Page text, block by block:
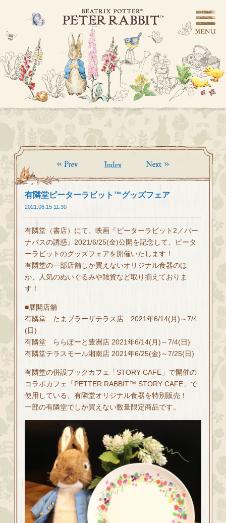
有隣堂ピーターラビット™グッズフェア
2021.06.15 11:30
有隣堂（書店）にて、映画『ピーターラビット2／バー
ナバスの誘惑』2021/6/25(金)公開を記念して、ピータ
ーラビットのグッズフェアを開催いたします！
有隣堂の一部店舗しか買えないオリジナル食器のほ
か、人気のぬいぐるみや雑貨など取り揃えておりま
す！
■展開店舗
有隣堂 たまプラーザテラス店 2021年6/14(月)～7/4
(日)
有隣堂 ららぽーと豊洲店 2021年6/14(月)～7/4(日)
有隣堂テラスモール湘南店 2021年6/25(金)～7/25(日)
有隣堂の併設ブックカフェ「STORY CAFE」で開催の
コラボカフェ「PETTER RABBIT™ STORY CAFE」で
使用している、有隣堂オリジナル食器を特別販売！
一部の有隣堂でしか買えない数量限定商品です。